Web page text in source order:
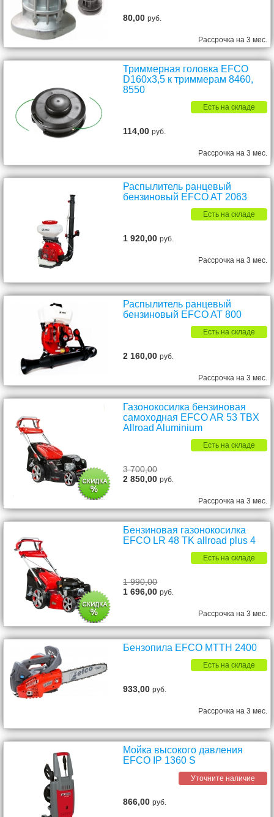
80,00руб.
Рассрочка на 3 мес.
Триммерная головка EFCO
D160х3,5 к триммерам 8460,
8550
Есть на складе
114,00руб.
Рассрочка на 3 мес.
Распылитель ранцевый
бензиновый EFCO AT 2063
Есть на складе
1 920,00руб.
Рассрочка на 3 мес.
Распылитель ранцевый
бензиновый EFCO AT 800
Есть на складе
2 160,00руб.
Рассрочка на 3 мес.
Газонокосилка бензиновая
самоходная EFCO AR 53 TBX
Allroad Aluminium
Есть на складе
3 700,00
2 850,00руб.
Рассрочка на 3 мес.
Бензиновая газонокосилка
EFCO LR 48 TK allroad plus 4
Есть на складе
1 990,00
1 696,00руб.
Рассрочка на 3 мес.
Бензопила EFCO MTTH 2400
Есть на складе
933,00руб.
Рассрочка на 3 мес.
Мойка высокого давления
EFCO IP 1360 S
Уточните наличие
866,00руб.